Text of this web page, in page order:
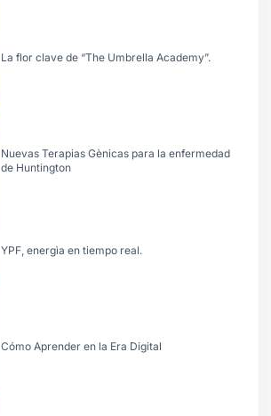
La flor clave de “The Umbrella Academy”.
Nuevas Terapias Gènicas para la enfermedad
de Huntington
YPF, energìa en tiempo real.
Cómo Aprender en la Era Digital